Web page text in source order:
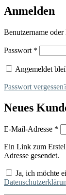
Anmelden
Benutzername
Passwort *
Angemeldet
Passwort
Neues
E-Mail-Adresse *
Ein Link zum
Adresse gesendet.
Ja, ich möchte